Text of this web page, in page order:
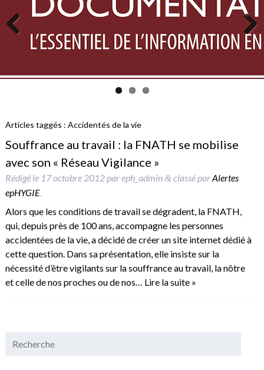
Previous Next
Articles taggés : Accidentés de la vie
Souffrance au travail : la FNATH se mobilise
avec son « Réseau Vigilance »
Rédigé le 17 octobre 2012pareph_admin &classé parAlertes
epHYGIE.
Alors que les conditions de travail se dégradent, la FNATH,
qui, depuis près de 100 ans, accompagne les personnes
accidentées de la vie, a décidé de créer un site internet dédié à
cette question. Dans sa présentation, elle insiste sur la
nécessité d’être vigilants sur la souffrance au travail, la nôtre
et celle de nos proches ou de nos… Lire la suite »